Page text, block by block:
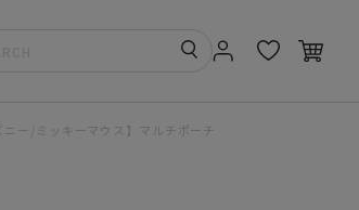
ニー/ミッキーマウス】マルチポーチ